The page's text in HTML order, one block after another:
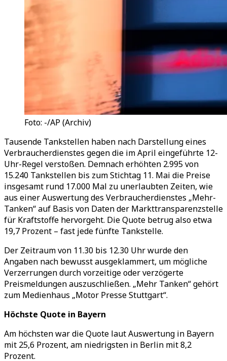
Foto: -/AP (Archiv)
Tausende Tankstellen haben nach Darstellung eines
Verbraucherdienstes gegen die im April eingeführte 12-
Uhr-Regel verstoßen. Demnach erhöhten 2.995 von
15.240 Tankstellen bis zum Stichtag 11. Mai die Preise
insgesamt rund 17.000 Mal zu unerlaubten Zeiten, wie
aus einer Auswertung des Verbraucherdienstes „Mehr-
Tanken“auf Basis von Daten der Markttransparenzstelle
für Kraftstoffe hervorgeht. Die Quote betrug also etwa
19,7 Prozent – fast jede fünfte Tankstelle.
Der Zeitraum von 11.30 bis 12.30 Uhr wurde den
Angaben nach bewusst ausgeklammert, um mögliche
Verzerrungen durch vorzeitige oder verzögerte
Preismeldungen auszuschließen. „Mehr Tanken“gehört
zum Medienhaus „Motor Presse Stuttgart“.
Höchste Quote in Bayern
Am höchsten war die Quote laut Auswertung in Bayern
mit 25,6 Prozent, am niedrigsten in Berlin mit 8,2
Prozent.